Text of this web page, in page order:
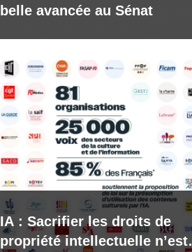
belle avancée au Sénat
IA : Sacrifier les droits de
propriété intellectuelle n’est